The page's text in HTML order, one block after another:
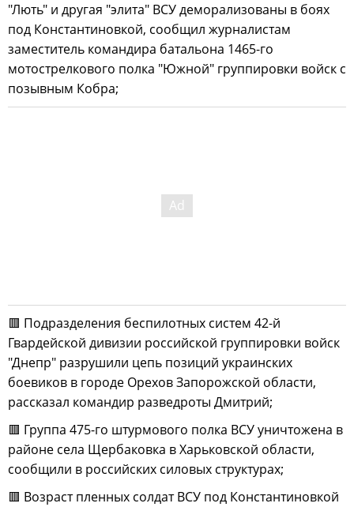
"Лють" и другая "элита" ВСУ деморализованы в боях
под Константиновкой, сообщил журналистам
заместитель командира батальона 1465-го
мотострелкового полка "Южной" группировки войск с
позывным Кобра;
🟥 Подразделения беспилотных систем 42-й
Гвардейской дивизии российской группировки войск
"Днепр" разрушили цепь позиций украинских
боевиков в городе Орехов Запорожской области,
рассказал командир разведроты Дмитрий;
🟥 Группа 475-го штурмового полка ВСУ уничтожена в
районе села Щербаковка в Харьковской области,
сообщили в российских силовых структурах;
🟥 Возраст пленных солдат ВСУ под Константиновкой